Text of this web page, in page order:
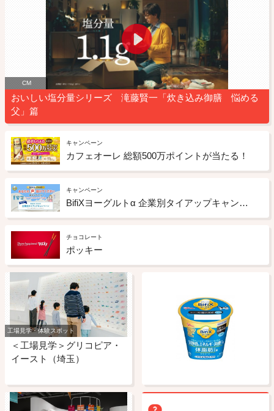
CM
おいしい塩分量シリーズ 滝藤賢一「炊き込み御膳 悩める
父」篇
キャンペーン
カフェオーレ 総額500万ポイントが当たる！
キャンペーン
BifiXヨーグルトα 企業別タイアップキャンペーン
チョコレート
ポッキー
工場見学・体験スポット
＜工場見学＞グリコピア・
イースト（埼玉）